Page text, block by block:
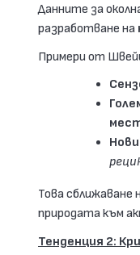
Данните за
разработване на
Примери от
Това сближаване
природата към
Тенденция 2: